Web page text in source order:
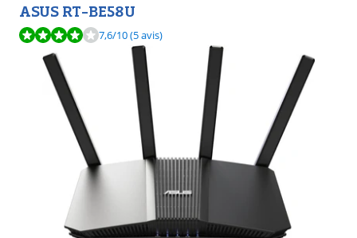
ASUS RT-BE58U
La note est de 7,6 sur 10, basée sur 5 avis.
7,6/10(5 avis)